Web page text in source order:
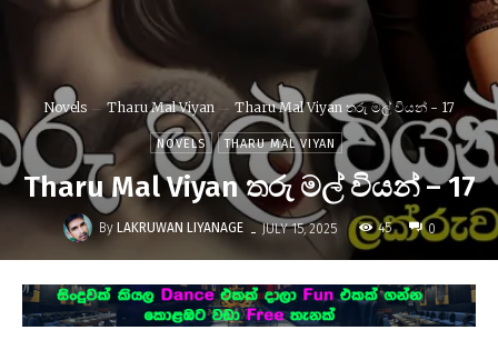
Novels Tharu Mal Viyan Tharu Mal Viyan තරු මල් වියන් - 17
NOVELS THARU MAL VIYAN
Tharu Mal Viyan තරු මල් වියන් – 17
By LAKRUWAN LIYANAGE - JULY 15, 2025 45 0